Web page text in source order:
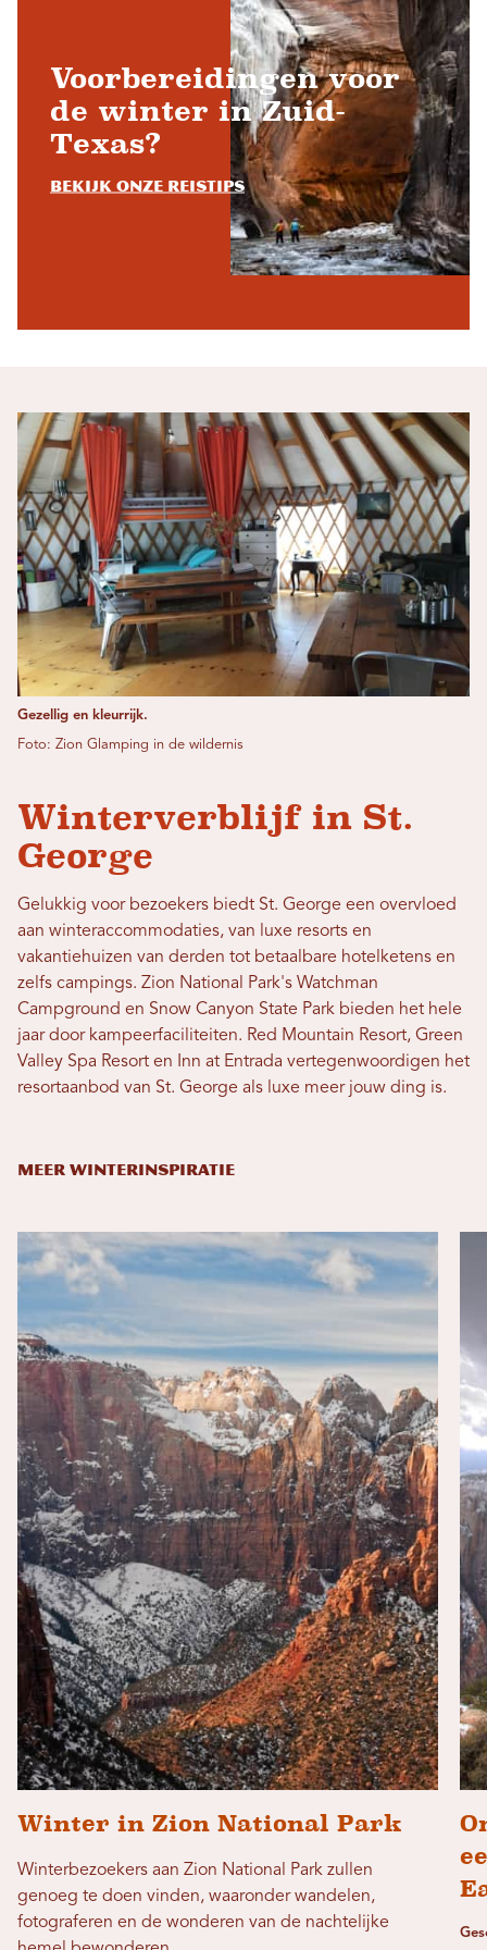
Voorbereidingen voor
de winter in Zuid-
Texas?
Bekijk onze reistips
Gezellig en kleurrijk.
Foto: Zion Glamping in de wildernis
Winterverblijf in St.
George
Gelukkig voor bezoekers biedt St. George een overvloed
aan winteraccommodaties, van luxe resorts en
vakantiehuizen van derden tot betaalbare hotelketens en
zelfs campings. Zion National Park's Watchman
Campground en Snow Canyon State Park bieden het hele
jaar door kampeerfaciliteiten. Red Mountain Resort, Green
Valley Spa Resort en Inn at Entrada vertegenwoordigen het
resortaanbod van St. George als luxe meer jouw ding is.
MEER WINTERINSPIRATIE
Winter in Zion National Park
Winterbezoekers aan Zion National Park zullen
genoeg te doen vinden, waaronder wandelen,
fotograferen en de wonderen van de nachtelijke